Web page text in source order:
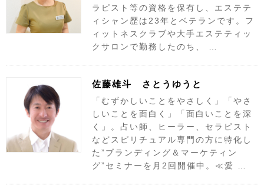
ラピスト等の資格を保有し、エステテ
ィシャン歴は23年とベテランです。フ
ィットネスクラブや大手エステティッ
クサロンで勤務したのち、 …
佐藤雄斗 さとうゆうと
「むずかしいことをやさしく」「やさ
しいことを面白く」「面白いことを深
く」。占い師、ヒーラー、セラピスト
などスピリチュアル専門の方に特化し
た”ブランディング＆マーケティン
グ”セミナーを月2回開催中。≪愛 …